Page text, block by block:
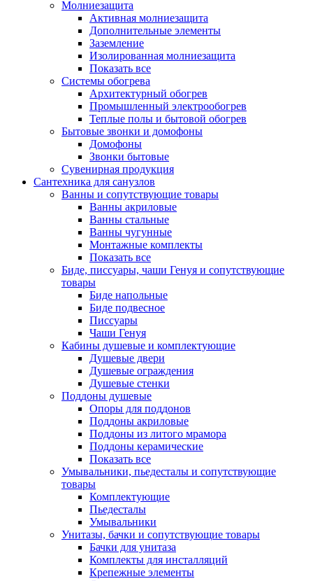
Молниезащита
Активная молниезащита
Дополнительные элементы
Заземление
Изолированная молниезащита
Показать все
Системы обогрева
Архитектурный обогрев
Промышленный электрообогрев
Теплые полы и бытовой обогрев
Бытовые звонки и домофоны
Домофоны
Звонки бытовые
Сувенирная продукция
Сантехника для санузлов
Ванны и сопутствующие товары
Ванны акриловые
Ванны стальные
Ванны чугунные
Монтажные комплекты
Показать все
Биде, писсуары, чаши Генуя и сопутствующие
товары
Биде напольные
Биде подвесное
Писсуары
Чаши Генуя
Кабины душевые и комплектующие
Душевые двери
Душевые ограждения
Душевые стенки
Поддоны душевые
Опоры для поддонов
Поддоны акриловые
Поддоны из литого мрамора
Поддоны керамические
Показать все
Умывальники, пьедесталы и сопутствующие
товары
Комплектующие
Пьедесталы
Умывальники
Унитазы, бачки и сопутствующие товары
Бачки для унитаза
Комплекты для инсталляций
Крепежные элементы